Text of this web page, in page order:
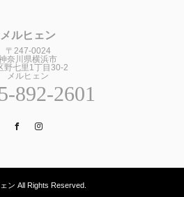
メルヒェン
〒247-0024
奈川県横浜市
野七里1丁目30-2
メルヒェン
892-2601
Facebook
ン All Rights Reserved.